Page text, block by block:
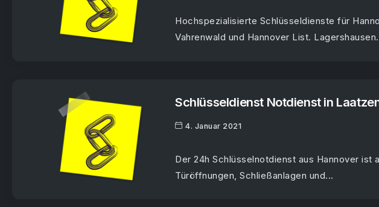
Hochspezialisierte Schlüsseldienste für
Vahrenwald und Hannover List.
Schlüsseldienst Notdienst in
4. Januar 2021
Der 24h Schlüsselnotdienst aus Hannover
Türöffnungen, Schließanlagen und...